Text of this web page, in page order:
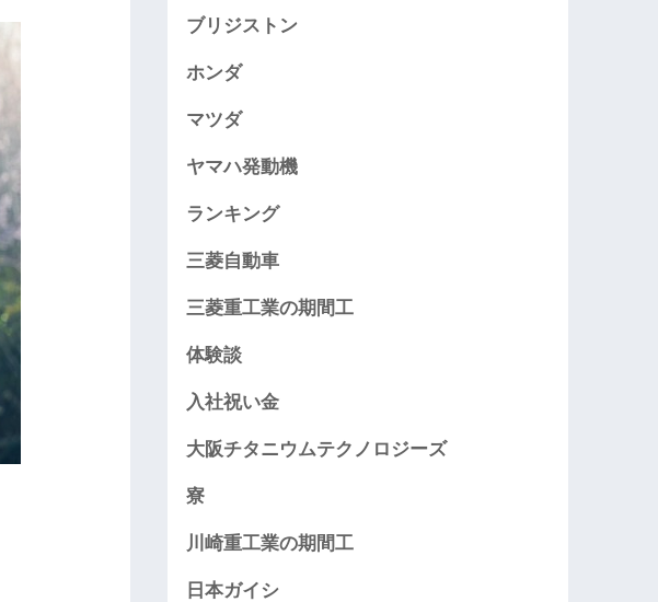
ブリジストン
ホンダ
マツダ
ヤマハ発動機
ランキング
三菱自動車
三菱重工業の期間工
体験談
入社祝い金
大阪チタニウムテクノロジーズ
寮
川崎重工業の期間工
日本ガイシ